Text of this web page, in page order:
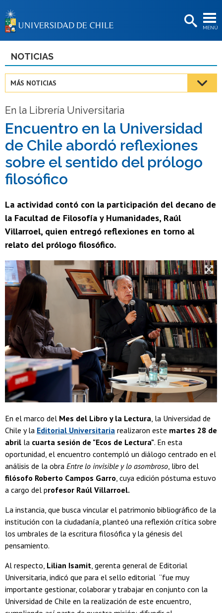
MENÚ
BIBLIOTECAS
Estudiantes
Académicas/os
Funcionarias/os
Egresadas/os
NOTICIAS
MÁS NOTICIAS
En la Librería Universitaria
Encuentro en la Universidad
de Chile abordó reflexiones
sobre el sentido del prólogo
filosófico
La actividad contó con la participación del decano de
la Facultad de Filosofía y Humanidades, Raúl
Villarroel, quien entregó reflexiones en torno al
relato del prólogo filosófico.
En el marco del Mes del Libro y la Lectura , la Universidad de
Chile y la Editorial Universitaria realizaron este martes 28 de
abril la cuarta sesión de "Ecos de Lectura". En esta
oportunidad, el encuentro contempló un diálogo centrado en el
análisis de la obra Entre lo invisible y lo asombroso , libro del
filósofo Roberto Campos Garro , cuya edición póstuma estuvo
a cargo del profesor Raúl Villarroel.
La instancia, que busca vincular el patrimonio bibliográfico de la
institución con la ciudadanía, planteó una reflexión crítica sobre
los umbrales de la escritura filosófica y la génesis del
pensamiento.
Al respecto, Lilian Isamit , gerenta general de Editorial
Universitaria, indicó que para el sello editorial “fue muy
importante gestionar, colaborar y trabajar en conjunto con la
Universidad de Chile en la realización de este encuentro,